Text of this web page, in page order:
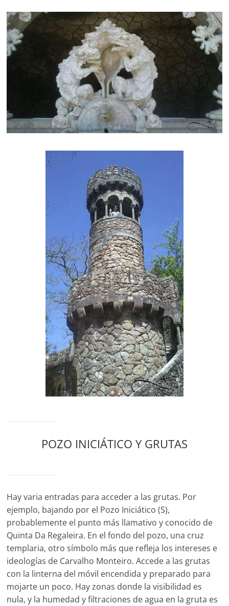
POZO INICIÁTICO Y GRUTAS
Hay varia entradas para acceder a las grutas. Por
ejemplo, bajando por el Pozo Iniciático (S),
probablemente el punto más llamativo y conocido de
Quinta Da Regaleira. En el fondo del pozo, una cruz
templaria, otro símbolo más que refleja los intereses e
ideologías de Carvalho Monteiro. Accede a las grutas
con la linterna del móvil encendida y preparado para
mojarte un poco. Hay zonas donde la visibilidad es
nula, y la humedad y filtraciones de agua en la gruta es